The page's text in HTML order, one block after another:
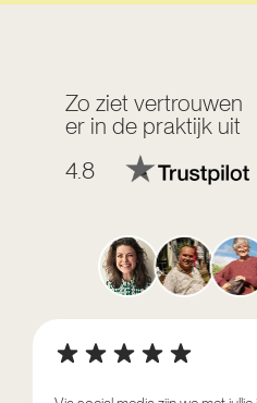
Zo ziet vertrouwen
er in de praktijk uit
4.8